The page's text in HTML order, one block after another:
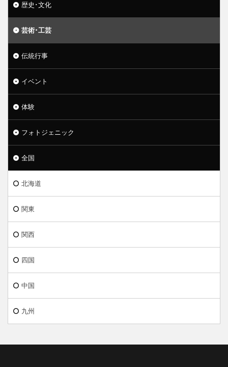
歴史･文化
芸術･工芸
伝統行事
イベント
体験
フォトジェニック
全国
北海道
関東
関西
四国
中国
九州